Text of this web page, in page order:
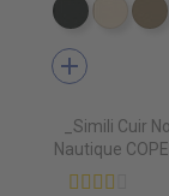
EN7005
add
_Simili Cuir
Nautique